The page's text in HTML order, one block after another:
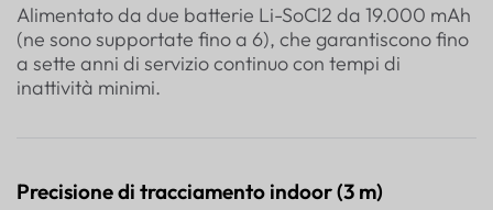
Alimentato da due batterie Li-SoCl2 da 19.000 mAh
(ne sono supportate fino a 6), che garantiscono fino
a sette anni di servizio continuo con tempi di
inattività minimi.
Precisione di tracciamento indoor (3 m)